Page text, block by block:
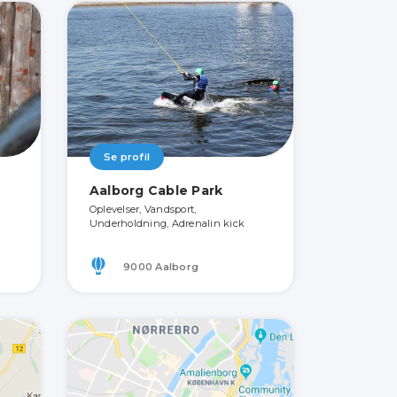
Se profil
Aalborg Cable Park
Oplevelser, Vandsport,
Underholdning, Adrenalin kick
9000 Aalborg